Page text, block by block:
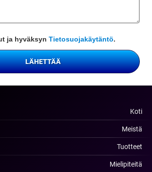
ja hyväksyn Tietosuojakäytäntö.
LÄHETTÄÄ
Koti
Meistä
Tuotteet
Mielipiteitä